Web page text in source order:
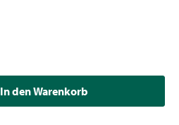
In den Warenkorb